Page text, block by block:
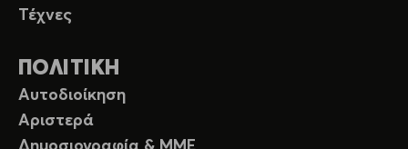
Τέχνες
ΠΟΛΙΤΙΚΗ
Αυτοδιοίκηση
Αριστερά